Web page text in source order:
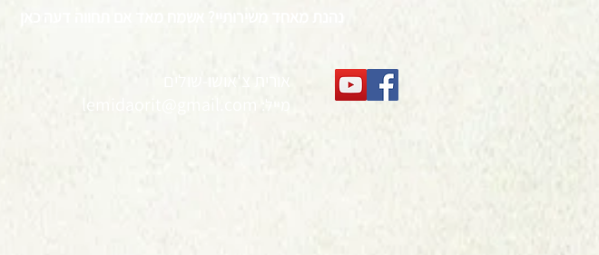
אורית צ'אושו-שולים
lemidaorit@gmail.com